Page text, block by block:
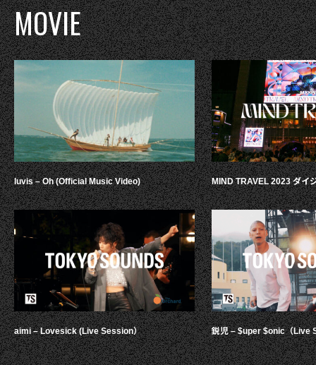
MOVIE
luvis – Oh (Official Music Video)
aimi – Lovesick (Live Session）
MIND TRAVEL 2023 ダイ
鋭児 – $uper $onic（Live